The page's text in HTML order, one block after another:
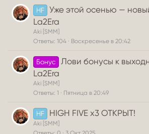
HF
Уже этой осенью —
La2Era
Aki [SMM]
Ответы 104 Воскресенье в 20:42
Бонус
Лови бонусы к
La2Era
Aki [SMM]
Ответы 1 Пятница в 20:49
HF HIGH FIVE x3 ОТКРЫТ!
Aki [SMM]